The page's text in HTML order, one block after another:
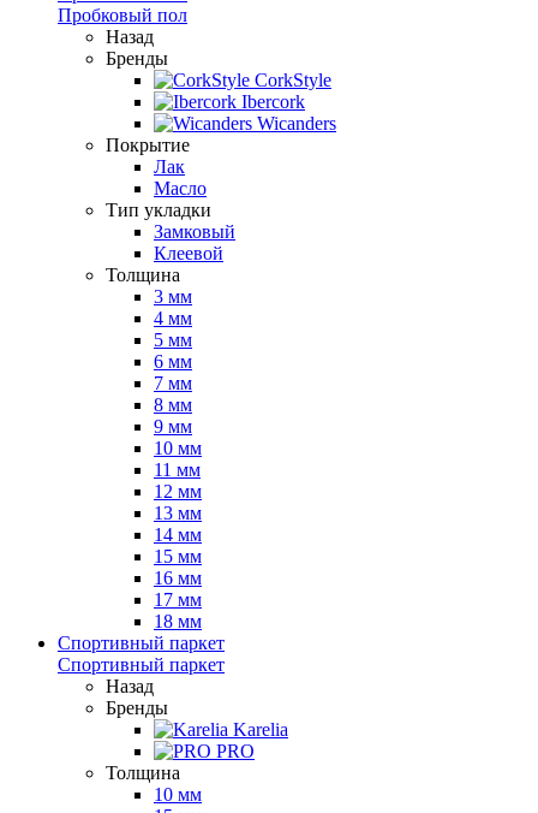
Пробковый пол
Назад
Бренды
CorkStyle
Ibercork
Wicanders
Покрытие
Лак
Масло
Тип укладки
Замковый
Клеевой
Толщина
3 мм
4 мм
5 мм
6 мм
7 мм
8 мм
9 мм
10 мм
11 мм
12 мм
13 мм
14 мм
15 мм
16 мм
17 мм
18 мм
Спортивный паркет
Спортивный паркет
Назад
Бренды
Karelia
PRO
Толщина
10 мм